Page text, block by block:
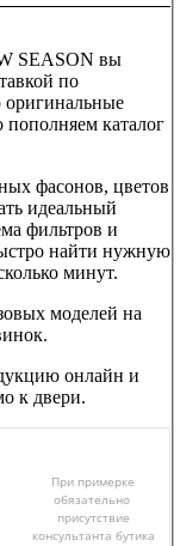
SEASON вы
по
пополняем каталог
фасонов, цветов
идеальный
фильтров и
найти нужную
минут.
моделей на
онлайн и
к двери.
При примерке
обязательно
присутствие
консультанта бутика